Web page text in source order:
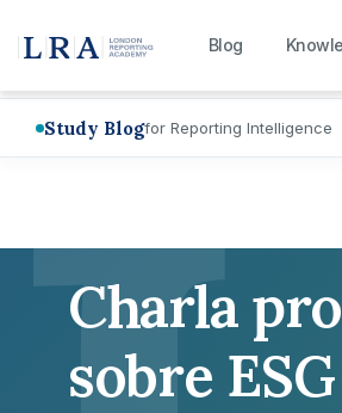
Blog
Study Blogfor Reporting Intelligence
Charla
sobre